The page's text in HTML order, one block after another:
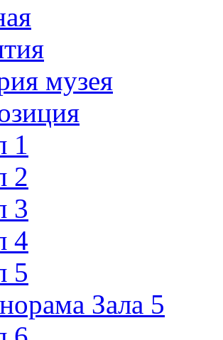
музея
1
2
3
4
5
Зала 5